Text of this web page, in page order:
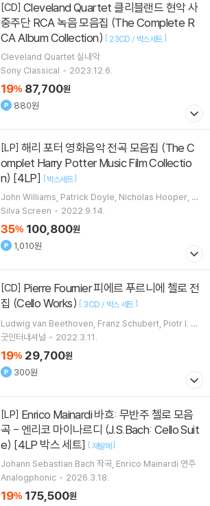
[CD]
중주단 RCA 녹음 모음집 (The Complete R
CA Album Collection) [ 23CD / 박스세트]
Cleveland Quartet실내악
Sony Classical
2023.12.6.
19% 87,700원
880원
[LP]
omplet Harry Potter Music Film Collectio
n) [4LP] [박스세트]
John Williams Patrick Doyle Nicholas Hooper Al
exandre Desplat작곡 외 1명
Silva Screen 2022.9.14.
35% 100,800원
1,010원
[CD]
집 (Cello Works) [ 3CD / 박스 세트]
Ludwig van Beethoven Franz Schubert Piotr I. T
chaikovsky Camille Saint-Saens
굿인터내셔널 2022.3.11.
19% 29,700원
300원
[LP]
곡 - 엔리코 마이나르디 (J.S.Bach: Cello Suit
e) [4LP 박스 세트] [ 재발매]
Johann Sebastian Bach 작곡 Enrico Mainardi 연주
Analogphonic
2026.3.18.
19% 175,500원